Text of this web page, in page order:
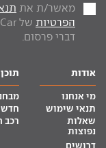
מאשר/ת את
הפרטיות
דברי פרסום.
אודות
מי אנחנו
תנאי שימוש
שאלות
נפוצות
דרושים
תוכן
רכב